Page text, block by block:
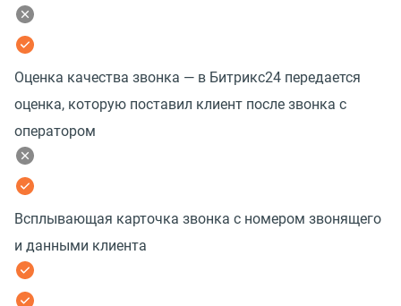
Оценка качества звонка — в Битрикс24 передается
оценка, которую поставил клиент после звонка с
оператором
Всплывающая карточка звонка с номером звонящего
и данными клиента